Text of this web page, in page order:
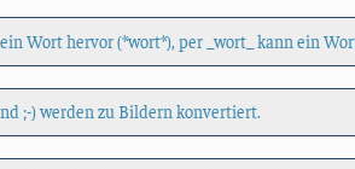
Wort hervor (*wort*), per _wort_ kann ein
;-) werden zu Bildern konvertiert.